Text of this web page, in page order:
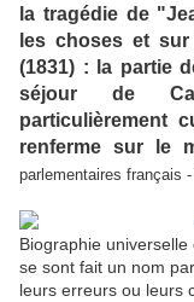
la tragédie de
les choses et
(1831) : la partie
séjour de
particulièrement
renferme sur le
parlementaires français
Biographie
se sont fait un nom
leurs erreurs ou leurs